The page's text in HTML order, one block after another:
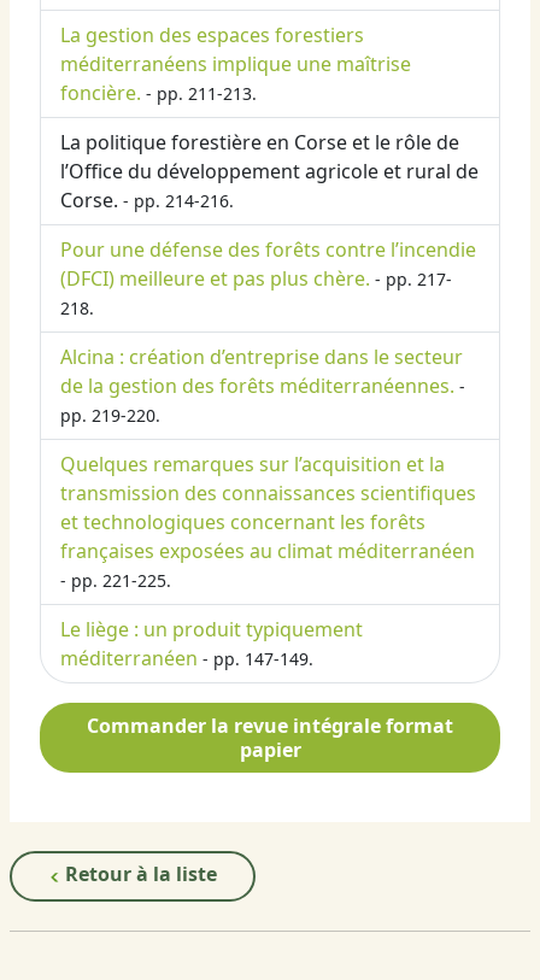
La gestion des espaces forestiers
méditerranéens implique une maîtrise
foncière. - pp. 211-213.
La politique forestière en Corse et le rôle de
l’Office du développement agricole et rural de
Corse. - pp. 214-216.
Pour une défense des forêts contre l’incendie
(DFCI) meilleure et pas plus chère. - pp. 217-
218.
Alcina : création d’entreprise dans le secteur
de la gestion des forêts méditerranéennes. -
pp. 219-220.
Quelques remarques sur l’acquisition et la
transmission des connaissances scientifiques
et technologiques concernant les forêts
françaises exposées au climat méditerranéen
- pp. 221-225.
Le liège : un produit typiquement
méditerranéen - pp. 147-149.
Commander la revue intégrale format
papier
Retour à la liste